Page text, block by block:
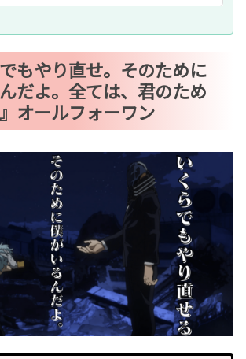
でもやり直せ。そのために
だよ。全ては、君のため
オールフォーワン